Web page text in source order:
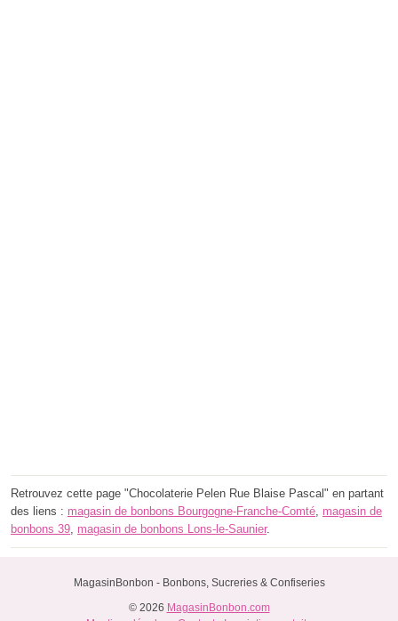
Retrouvez cette page "Chocolaterie Pelen Rue Blaise Pascal" en partant
des liens : magasin de bonbons Bourgogne-Franche-Comté, magasin de
bonbons 39, magasin de bonbons Lons-le-Saunier.
MagasinBonbon - Bonbons, Sucreries & Confiseries
© 2026 MagasinBonbon.com